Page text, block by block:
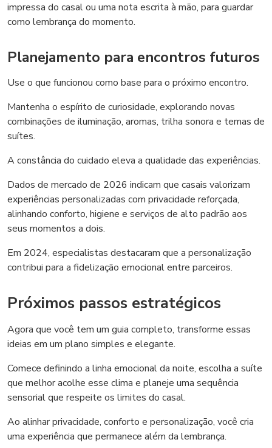
impressa do casal ou uma nota escrita à mão, para guardar
como lembrança do momento.
Planejamento para encontros futuros
Use o que funcionou como base para o próximo encontro.
Mantenha o espírito de curiosidade, explorando novas
combinações de iluminação, aromas, trilha sonora e temas de
suítes.
A constância do cuidado eleva a qualidade das experiências.
Dados de mercado de 2026 indicam que casais valorizam
experiências personalizadas com privacidade reforçada,
alinhando conforto, higiene e serviços de alto padrão aos
seus momentos a dois.
Em 2024, especialistas destacaram que a personalização
contribui para a fidelização emocional entre parceiros.
Próximos passos estratégicos
Agora que você tem um guia completo, transforme essas
ideias em um plano simples e elegante.
Comece definindo a linha emocional da noite, escolha a suíte
que melhor acolhe esse clima e planeje uma sequência
sensorial que respeite os limites do casal.
Ao alinhar privacidade, conforto e personalização, você cria
uma experiência que permanece além da lembrança.